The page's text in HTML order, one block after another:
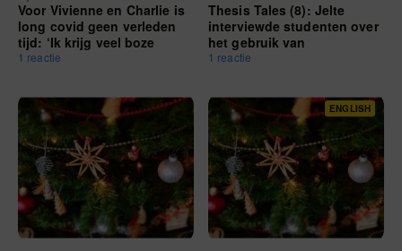
Voor Vivienne en Charlie is
long covid geen verleden
tijd: ‘Ik krijg veel boze
blikken als ik een masker
1 reactie
Thesis Tales (8): Jelte
interviewde studenten over
het gebruik van
designerdrugs
1 reactie
ENGLISH